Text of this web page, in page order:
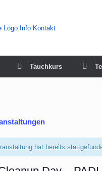
Tauchkurs
hat bereits